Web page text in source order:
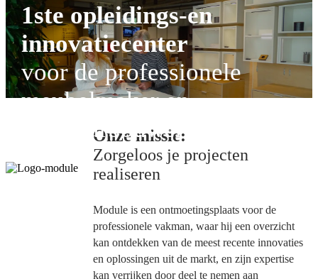
1ste opleidings-en
innovatiecenter
voor de professionele
meubelmaker en
interieurbouwer
Onze missie:
Zorgeloos je projecten
realiseren
Module is een ontmoetingsplaats voor de
professionele vakman, waar hij een overzicht
kan ontdekken van de meest recente innovaties
en oplossingen uit de markt, en zijn expertise
kan verrijken door deel te nemen aan